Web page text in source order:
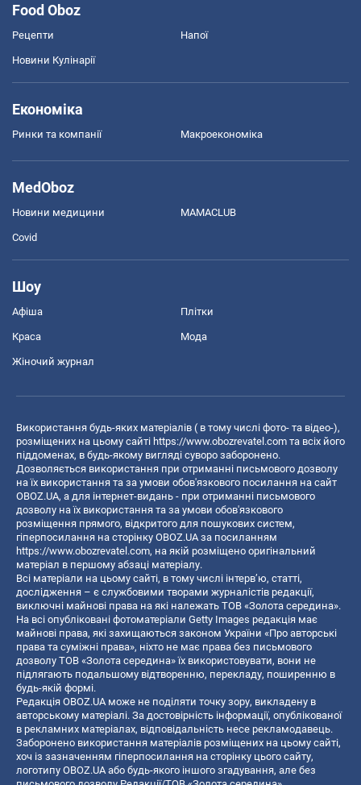
Food Oboz
Рецепти Напої
Новини Кулінарії
Економіка
Ринки та компанії Макроекономіка
MedOboz
Новини медицини MAMACLUB
Covid
Шоу
Афіша Плітки
Краса Мода
Жіночий журнал
Використання будь-яких матеріалів ( в тому числі фото- та відео-),
розміщених на цьому сайті https://www.obozrevatel.com та всіх його
піддоменах, в будь-якому вигляді суворо заборонено.
Дозволяється використання при отриманні письмового дозволу
на їх використання та за умови обов'язкового посилання на сайт
OBOZ.UA, а для інтернет-видань - при отриманні письмового
дозволу на їх використання та за умови обов'язкового
розміщення прямого, відкритого для пошукових систем,
гіперпосилання на сторінку OBOZ.UA за посиланням
https://www.obozrevatel.com, на якій розміщено оригінальний
матеріал в першому абзаці матеріалу.
Всі матеріали на цьому сайті, в тому числі інтерв’ю, статті,
дослідження – є службовими творами журналістів редакції,
виключні майнові права на які належать ТОВ «Золота середина».
На всі опубліковані фотоматеріали Getty Images редакція має
майнові права, які захищаються законом України «Про авторські
права та суміжні права», ніхто не має права без письмового
дозволу ТОВ «Золота середина» їх використовувати, вони не
підлягають подальшому відтворенню, перекладу, поширенню в
будь-якій формі.
Редакція OBOZ.UA може не поділяти точку зору, викладену в
авторському матеріалі. За достовірність інформації, опублікованої
в рекламних матеріалах, відповідальність несе рекламодавець.
Заборонено використання матеріалів розміщених на цьому сайті,
хоч із зазначенням гіперпосилання на сторінку цього сайту,
логотипу OBOZ.UA або будь-якого іншого згадування, але без